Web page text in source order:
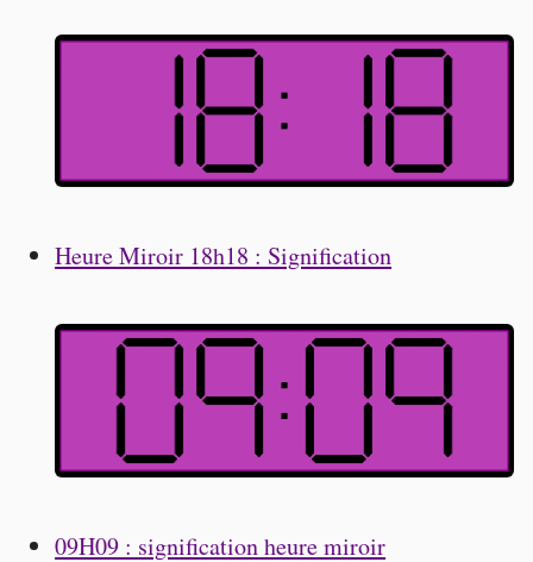
Heure Miroir 18h18 : Signification
09H09 : signification heure miroir